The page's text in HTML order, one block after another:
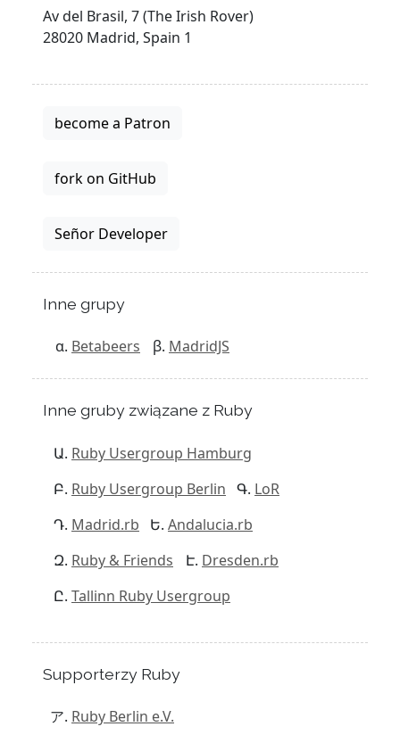
Av del Brasil, 7 (The Irish Rover)
28020 Madrid, Spain 1
become a Patron
fork on GitHub
Señor Developer
Inne grupy
Betabeers MadridJS
Inne gruby związane z Ruby
Ruby Usergroup Hamburg
Ruby Usergroup Berlin
LoR
Madrid.rb
Andalucia.rb
Ruby & Friends
Dresden.rb
Tallinn Ruby Usergroup
Supporterzy Ruby
Ruby Berlin e.V.